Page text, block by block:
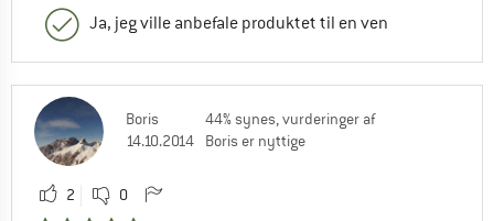
Ja, jeg ville anbefale produktet til en ven
Boris
14.10.2014
44% synes, vurderinger af
Boris er nyttige
2 0